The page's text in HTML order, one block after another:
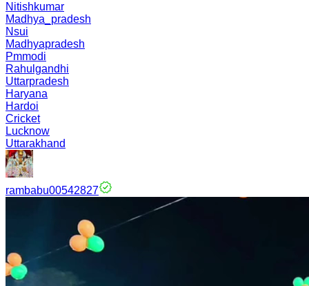
Nitishkumar
Madhya_pradesh
Nsui
Madhyapradesh
Pmmodi
Rahulgandhi
Uttarpradesh
Haryana
Hardoi
Cricket
Lucknow
Uttarakhand
rambabu00542827